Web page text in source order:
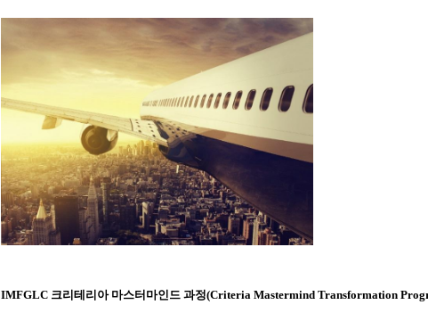
IMFGLC 크리테리아 마스터마인드 과정(Criteria Mastermind Transformation